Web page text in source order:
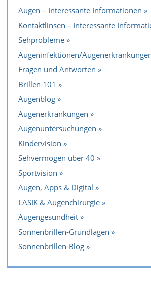
Augen – Interessante Informationen
Kontaktlinsen – Interessante
Sehprobleme
Augeninfektionen/Augenerkrankungen
Fragen und Antworten
Brillen 101
Augenblog
Augenerkrankungen
Augenuntersuchungen
Kindervision
Sehvermögen über 40
Sportvision
Augen, Apps & Digital
LASIK & Augenchirurgie
Augengesundheit
Sonnenbrillen-Grundlagen
Sonnenbrillen-Blog